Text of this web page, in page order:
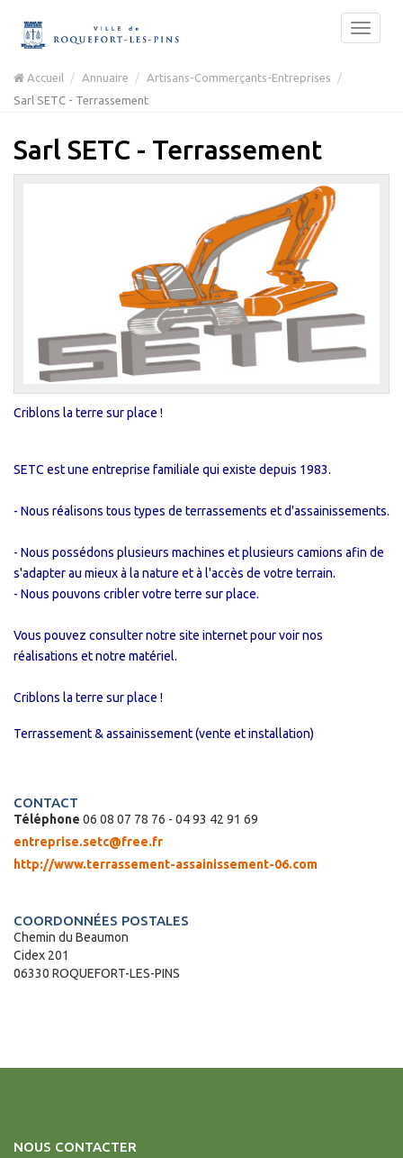
Accueil Annuaire
Artisans-Commerçants-Entreprises
Sarl SETC - Terrassement
Sarl SETC - Terrassement
Criblons la terre sur place !
SETC est une entreprise familiale qui existe depuis 1983.
- Nous réalisons tous types de terrassements et d'assainissements.
- Nous possédons plusieurs machines et plusieurs camions afin de
s'adapter au mieux à la nature et à l'accès de votre terrain.
- Nous pouvons cribler votre terre sur place.
Vous pouvez consulter notre site internet pour voir nos
réalisations et notre matériel.
Criblons la terre sur place !
Terrassement & assainissement (vente et installation)
CONTACT
Téléphone 06 08 07 78 76 - 04 93 42 91 69
entreprise.setc@free.fr
http://www.terrassement-assainissement-06.com
COORDONNÉES POSTALES
Chemin du Beaumon
Cidex 201
06330 ROQUEFORT-LES-PINS
NOUS CONTACTER